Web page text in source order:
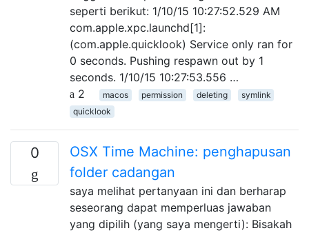
seperti berikut: 1/10/15 10:27:52.529 AM
com.apple.xpc.launchd[1]:
(com.apple.quicklook) Service only ran for
0 seconds. Pushing respawn out by 1
seconds. 1/10/15 10:27:53.556 …
2
macos permission deleting
symlink
quicklook
0
OSX Time Machine: penghapusan
folder cadangan
saya melihat pertanyaan ini dan berharap
seseorang dapat memperluas jawaban
yang dipilih (yang saya mengerti): Bisakah